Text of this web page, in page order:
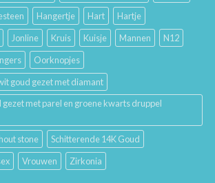
Hangertje Hart
Hartje
Jonline Kruis Kuisje Mannen
N12
Oorknopjes
goud gezet met diamant
met parel en groene kwarts druppel
stone
Schitterende 14K Goud
Vrouwen Zirkonia